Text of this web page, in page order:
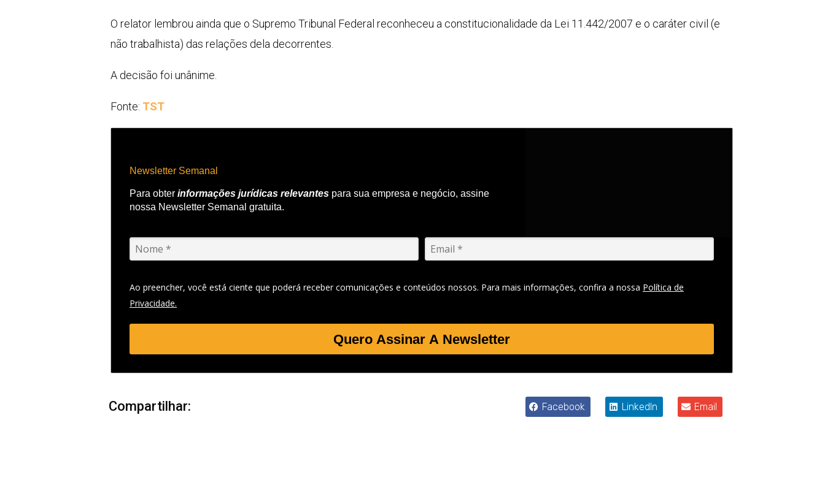
O relator lembrou ainda que o Supremo Tribunal Federal reconheceu a constitucionalidade da Lei 11.442/2007 e o caráter civil (e
não trabalhista) das relações dela decorrentes.
A decisão foi unânime.
Fonte: TST
Newsletter Semanal
Para obter informações jurídicas relevantes para sua empresa e negócio, assine
nossa Newsletter Semanal gratuita.
Ao preencher, você está ciente que poderá receber comunicações e conteúdos nossos. Para mais informações, confira a nossa Política de
Privacidade.
Quero Assinar A Newsletter
Compartilhar: Facebook LinkedIn Email